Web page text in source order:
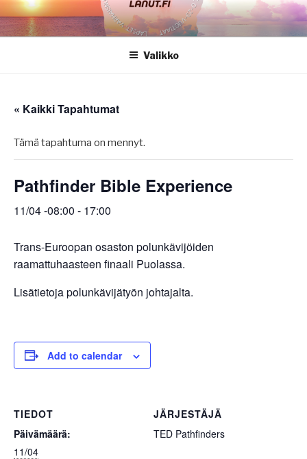
Siirry
sisältöön
Valikko
« Kaikki Tapahtumat
Tämä tapahtuma on mennyt.
Pathfinder Bible Experience
11/04 -08:00 - 17:00
Trans-Euroopan osaston polunkävijöiden
raamattuhaasteen finaali Puolassa.
Lisätietoja polunkävijätyön johtajalta.
Add to calendar
TIEDOT
Päivämäärä:
11/04
JÄRJESTÄJÄ
TED Pathfinders